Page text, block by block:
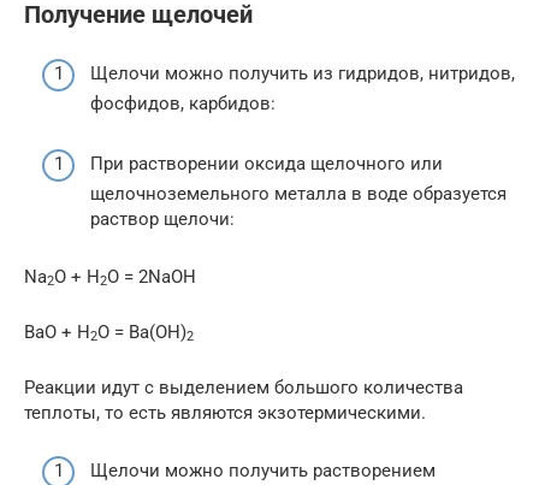
Получение щелочей
Щелочи можно получить из гидридов, нитридов,
фосфидов, карбидов:
При растворении оксида щелочного или
щелочноземельного металла в воде образуется
раствор щелочи:
Na2O + H2O = 2NaOH
BaO + H2O = Ba(OH)2
Реакции идут с выделением большого количества
теплоты, то есть являются экзотермическими.
Щелочи можно получить растворением